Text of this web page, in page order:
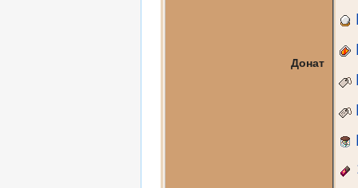
Донат